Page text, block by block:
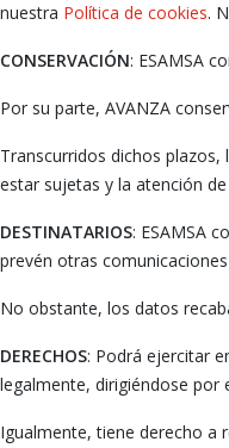
nuestra Política de cookies.
CONSERVACIÓN: ESAMSA
Por su parte, AVANZA
Transcurridos dichos
estar sujetas y la atención
DESTINATARIOS: ESAMSA
prevén otras
No obstante, los datos
DERECHOS: Podrá ejercitar
legalmente, dirigiéndose
Igualmente, tiene derecho a